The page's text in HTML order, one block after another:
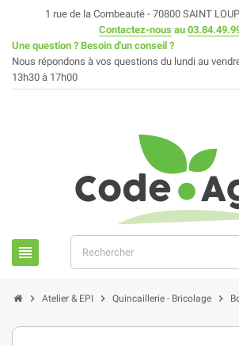
1 rue de la Combeauté - 70800 SAINT
Contactez-nous au
Une question ? Besoin d'un conseil ?
Nous répondons à vos questions du lundi au
13h30 à 17h00
view_headline
chevron_right Atelier & EPI chevron_right Quincaillerie - Bricolage chevron_right